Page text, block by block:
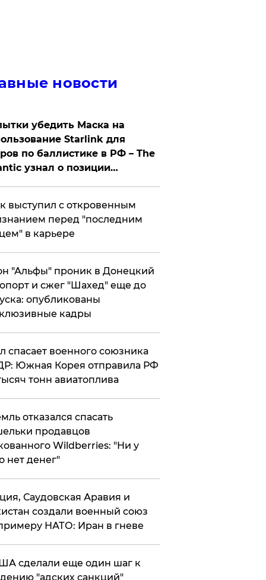
новости
убедить Маска на
Starlink для
по баллистике в РФ – The
узнал о позиции
выступил с откровенным
перед "последним
в карьере
"Альфы" проник в Донецкий
и сжег "Шахед" еще до
опубликованы
кадры
спасает военного союзника
Южная Корея отправила РФ
тонн авиатоплива
отказался спасать
продавцов
Wildberries: "Ни у
нет денег"
Саудовская Аравия и
создали военный союз
НАТО: Иран в гневе
сделали еще один шаг к
"адских санкций"